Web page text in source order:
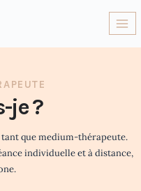
je ?
tant que medium-thérapeute.
individuelle et à distance,